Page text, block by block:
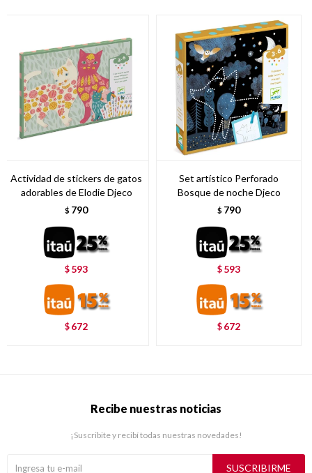
Actividad de stickers de gatos
adorables de Elodie Djeco
$ 790
$ 593
$ 672
Set artístico Perforado
Bosque de noche Djeco
$ 790
$ 593
$ 672
Recibe nuestras noticias
¡Suscribite y recibí todas nuestras novedades!
SUSCRIBIRME